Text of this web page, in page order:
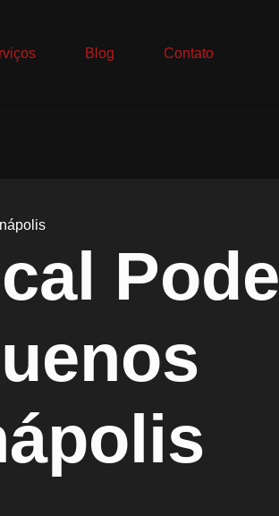
Blog Contato
Pode